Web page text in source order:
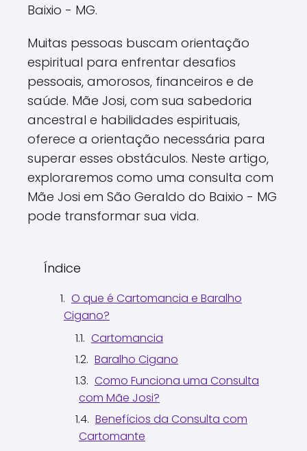
Baixio - MG.
Muitas pessoas buscam orientação
espiritual para enfrentar desafios
pessoais, amorosos, financeiros e de
saúde. Mãe Josi, com sua sabedoria
ancestral e habilidades espirituais,
oferece a orientação necessária para
superar esses obstáculos. Neste artigo,
exploraremos como uma consulta com
Mãe Josi em São Geraldo do Baixio - MG
pode transformar sua vida.
Índice
O que é Cartomancia e Baralho
Cigano?
Cartomancia
Baralho Cigano
Como Funciona uma Consulta
com Mãe Josi?
Benefícios da Consulta com
Cartomante